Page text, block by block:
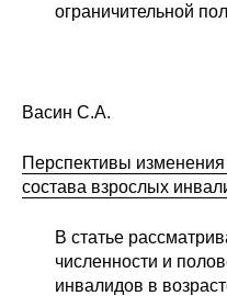
ограничительной
Васин С.А.
Перспективы изменения
состава взрослых
В статье
численности и
инвалидов в